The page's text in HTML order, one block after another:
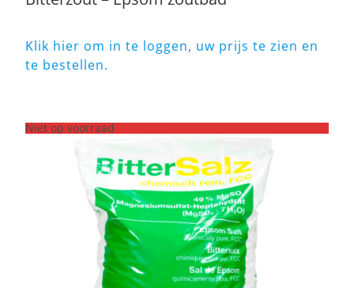
Klik hier om in te loggen, uw prijs te zien en
te bestellen.
Niet op voorraad